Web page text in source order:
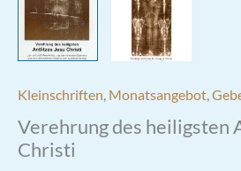
Kleinschriften, Monatsangebot,
Verehrung des heiligsten
Christi